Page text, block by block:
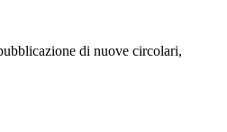
di nuove circolari,